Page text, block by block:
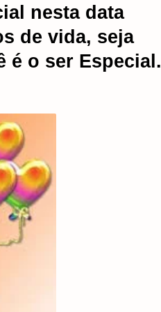
nesta data
de vida, seja
é o ser Especial.